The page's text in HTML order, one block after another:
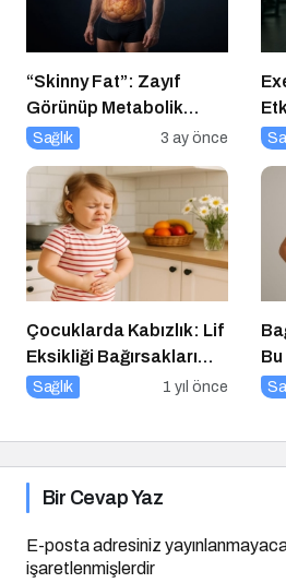
“Skinny Fat”: Zayıf
Görünüp Metabolik
Olarak Riskli Olmak
Sağlık 3 ay önce
Çocuklarda Kabızlık: Lif
Eksikliği Bağırsakları
Nasıl Yavaşlatır?
Sağlık 1 yıl önce
Bir Cevap Yaz
E-posta adresiniz
işaretlenmişlerdir